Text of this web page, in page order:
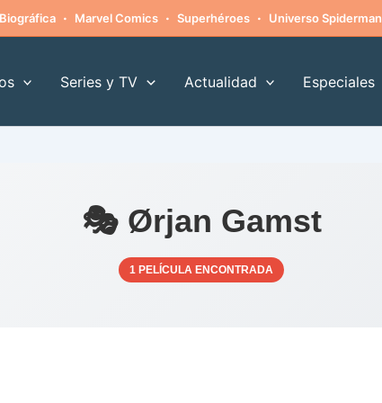
Biográfica · Marvel Comics · Superhéroes · Universo Spiderman
Series y TV Actualidad Especiales
🎭 Ørjan Gamst
1 PELÍCULA ENCONTRADA